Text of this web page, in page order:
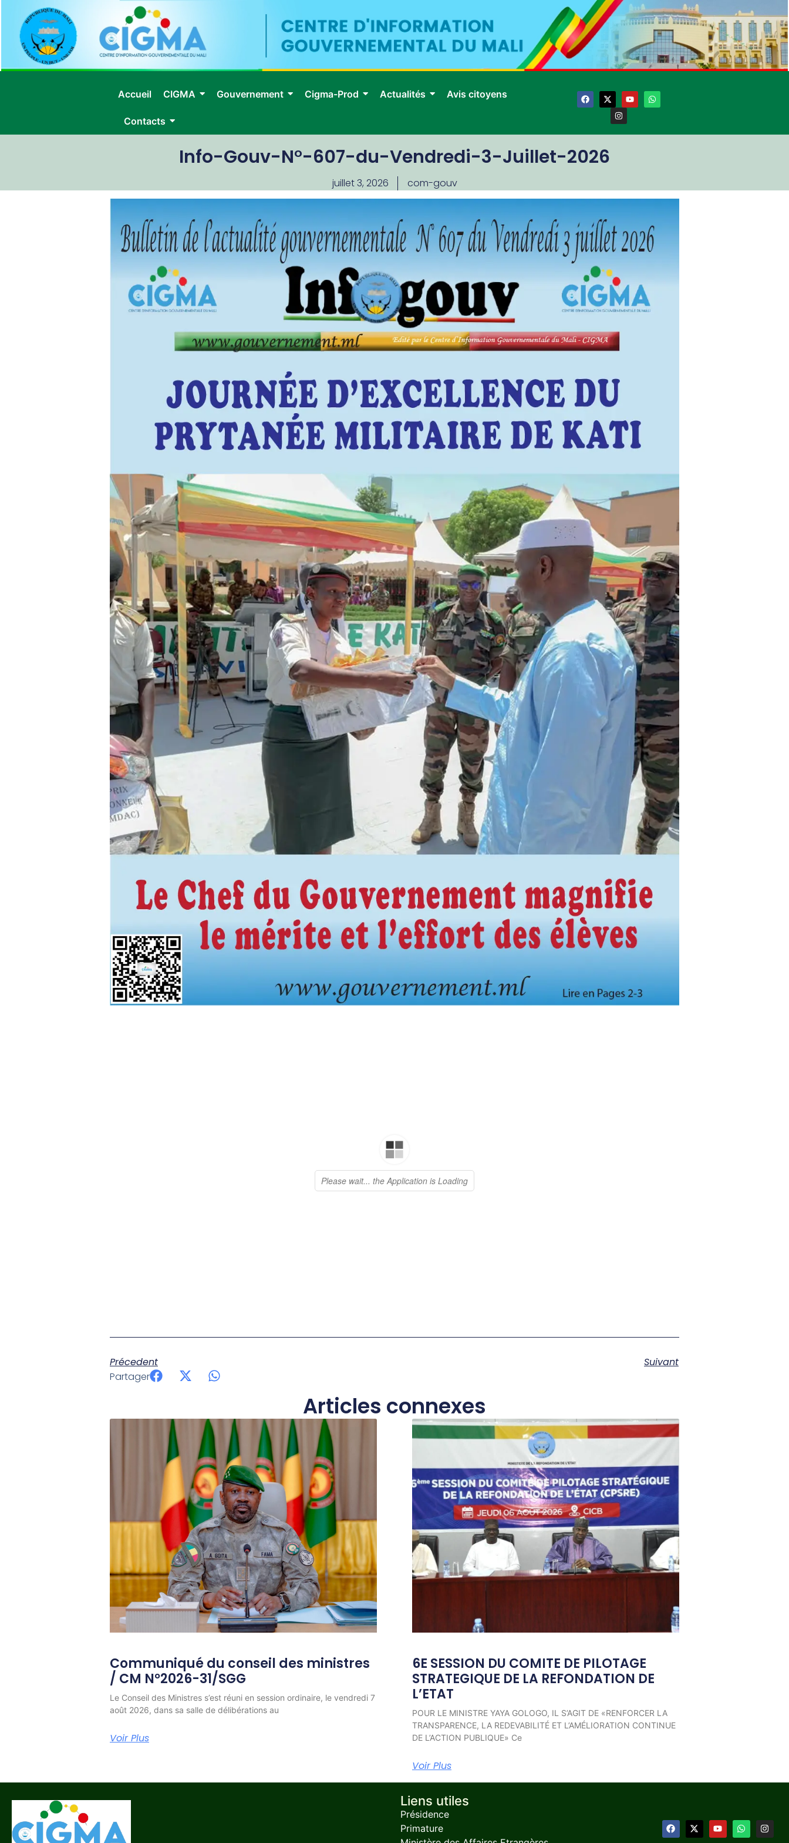
Accueil CIGMA Gouvernement Cigma-Prod Actualités Avis citoyens
Contacts
Info-Gouv-N°-607-du-Vendredi-3-Juillet-2026
juillet 3, 2026 com-gouv
Précedent
Suivant
Partager
Articles connexes
Communiqué du conseil des ministres
/ CM N°2026-31/SGG
Le Conseil des Ministres s’est réuni en session ordinaire, le vendredi 7
août 2026, dans sa salle de délibérations au
Voir Plus
6E SESSION DU COMITE DE PILOTAGE
STRATEGIQUE DE LA REFONDATION DE
L’ETAT
POUR LE MINISTRE YAYA GOLOGO, IL S’AGIT DE «RENFORCER LA
TRANSPARENCE, LA REDEVABILITÉ ET L’AMÉLIORATION CONTINUE
DE L’ACTION PUBLIQUE» Ce
Voir Plus
Liens utiles
Présidence
Primature